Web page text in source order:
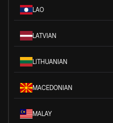
LAO
LATVIAN
LITHUANIAN
MACEDONIAN
MALAY